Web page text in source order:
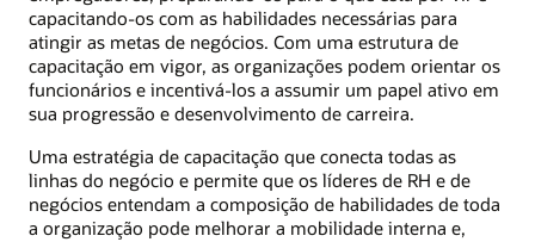
capacitando-os com as habilidades necessárias para
atingir as metas de negócios. Com uma estrutura de
capacitação em vigor, as organizações podem orientar os
funcionários e incentivá-los a assumir um papel ativo em
sua progressão e desenvolvimento de carreira.
Uma estratégia de capacitação que conecta todas as
linhas do negócio e permite que os líderes de RH e de
negócios entendam a composição de habilidades de toda
a organização pode melhorar a mobilidade interna e,